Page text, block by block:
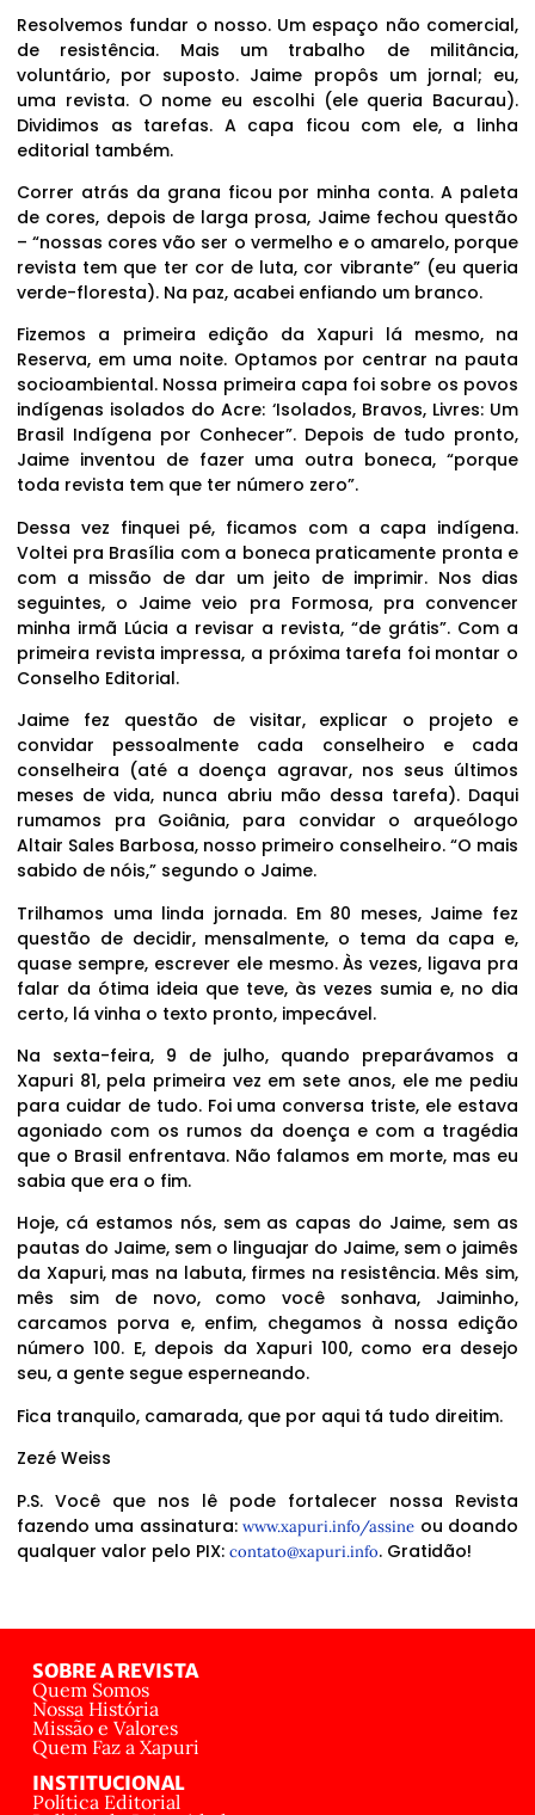
Resolvemos fundar o nosso. Um espaço não comercial,
de resistência. Mais um trabalho de militância,
voluntário, por suposto. Jaime propôs um jornal; eu,
uma revista. O nome eu escolhi (ele queria Bacurau).
Dividimos as tarefas. A capa ficou com ele, a linha
editorial também.
Correr atrás da grana ficou por minha conta. A paleta
de cores, depois de larga prosa, Jaime fechou questão
– “nossas cores vão ser o vermelho e o amarelo, porque
revista tem que ter cor de luta, cor vibrante” (eu queria
verde-floresta). Na paz, acabei enfiando um branco.
Fizemos a primeira edição da Xapuri lá mesmo, na
Reserva, em uma noite. Optamos por centrar na pauta
socioambiental. Nossa primeira capa foi sobre os povos
indígenas isolados do Acre: ‘Isolados, Bravos, Livres: Um
Brasil Indígena por Conhecer”. Depois de tudo pronto,
Jaime inventou de fazer uma outra boneca, “porque
toda revista tem que ter número zero”.
Dessa vez finquei pé, ficamos com a capa indígena.
Voltei pra Brasília com a boneca praticamente pronta e
com a missão de dar um jeito de imprimir. Nos dias
seguintes, o Jaime veio pra Formosa, pra convencer
minha irmã Lúcia a revisar a revista, “de grátis”. Com a
primeira revista impressa, a próxima tarefa foi montar o
Conselho Editorial.
Jaime fez questão de visitar, explicar o projeto e
convidar pessoalmente cada conselheiro e cada
conselheira (até a doença agravar, nos seus últimos
meses de vida, nunca abriu mão dessa tarefa). Daqui
rumamos pra Goiânia, para convidar o arqueólogo
Altair Sales Barbosa, nosso primeiro conselheiro. “O mais
sabido de nóis,” segundo o Jaime.
Trilhamos uma linda jornada. Em 80 meses, Jaime fez
questão de decidir, mensalmente, o tema da capa e,
quase sempre, escrever ele mesmo. Às vezes, ligava pra
falar da ótima ideia que teve, às vezes sumia e, no dia
certo, lá vinha o texto pronto, impecável.
Na sexta-feira, 9 de julho, quando preparávamos a
Xapuri 81, pela primeira vez em sete anos, ele me pediu
para cuidar de tudo. Foi uma conversa triste, ele estava
agoniado com os rumos da doença e com a tragédia
que o Brasil enfrentava. Não falamos em morte, mas eu
sabia que era o fim.
Hoje, cá estamos nós, sem as capas do Jaime, sem as
pautas do Jaime, sem o linguajar do Jaime, sem o jaimês
da Xapuri, mas na labuta, firmes na resistência. Mês sim,
mês sim de novo, como você sonhava, Jaiminho,
carcamos porva e, enfim, chegamos à nossa edição
número 100. E, depois da Xapuri 100, como era desejo
seu, a gente segue esperneando.
Fica tranquilo, camarada, que por aqui tá tudo direitim.
Zezé Weiss
P.S. Você que nos lê pode fortalecer nossa Revista
fazendo uma assinatura:www.xapuri.info/assine ou doando
qualquer valor pelo PIX: contato@xapuri.info. Gratidão!
SOBRE A REVISTA
Quem Somos
Nossa História
Missão e Valores
Quem Faz a Xapuri
INSTITUCIONAL
Política Editorial